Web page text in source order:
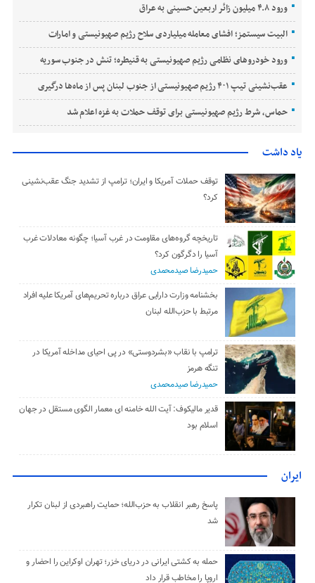
ورود ۴.۸ میلیون زائر اربعین حسینی به عراق
البیت سیستمز؛ افشای معامله میلیاردی سلاح رژیم صهیونیستی و امارات
ورود خودروهای نظامی رژیم صهیونیستی به قنیطره؛ تنش در جنوب سوریه
عقب‌نشینی تیپ ۴۰۱ رژیم صهیونیستی از جنوب لبنان پس از ماه‌ها درگیری
حماس، شرط رژیم صهیونیستی برای توقف حملات به غزه اعلام شد
یاد داشت
توقف حملات آمریکا و ایران؛ ترامپ از تشدید جنگ عقب‌نشینی
کرد؟
تاریخچه گروه‌های مقاومت در غرب آسیا؛ چگونه معادلات غرب
آسیا را دگرگون کرد؟
حمیدرضا صیدمحمدی
بخشنامه وزارت دارایی عراق درباره تحریم‌های آمریکا علیه افراد
مرتبط با حزب‌الله لبنان
ترامپ با نقاب «بشردوستی» در پی احیای مداخله آمریکا در
تنگه هرمز
حمیدرضا صیدمحمدی
قدیر مالیکوف: آیت‌ الله خامنه‌ ای معمار الگوی مستقل در جهان
اسلام بود
ایران
پاسخ رهبر انقلاب به حزب‌الله؛ حمایت راهبردی از لبنان تکرار
شد
حمله به کشتی ایرانی در دریای خزر؛ تهران اوکراین را احضار و
اروپا را مخاطب قرار داد